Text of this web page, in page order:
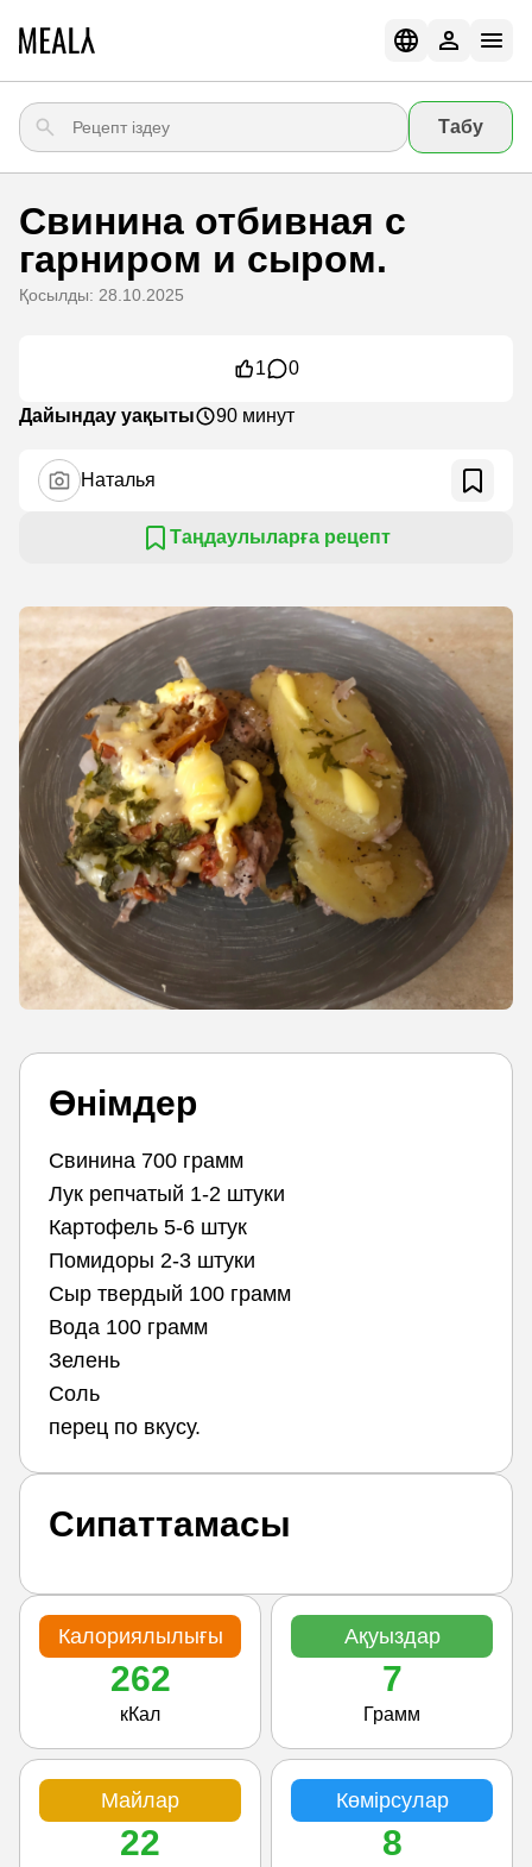
Табу
Свинина отбивная с
гарниром и сыром.
Қосылды: 28.10.2025
1 0
Дайындау уақыты 90 минут
Наталья
Таңдаулыларға рецепт
Өнімдер
Свинина 700 грамм
Лук репчатый 1-2 штуки
Картофель 5-6 штук
Помидоры 2-3 штуки
Сыр твердый 100 грамм
Вода 100 грамм
Зелень
Соль
перец по вкусу.
Сипаттамасы
Калориялылығы
262
кКал
Ақуыздар
7
Грамм
Майлар
22
Көмірсулар
8